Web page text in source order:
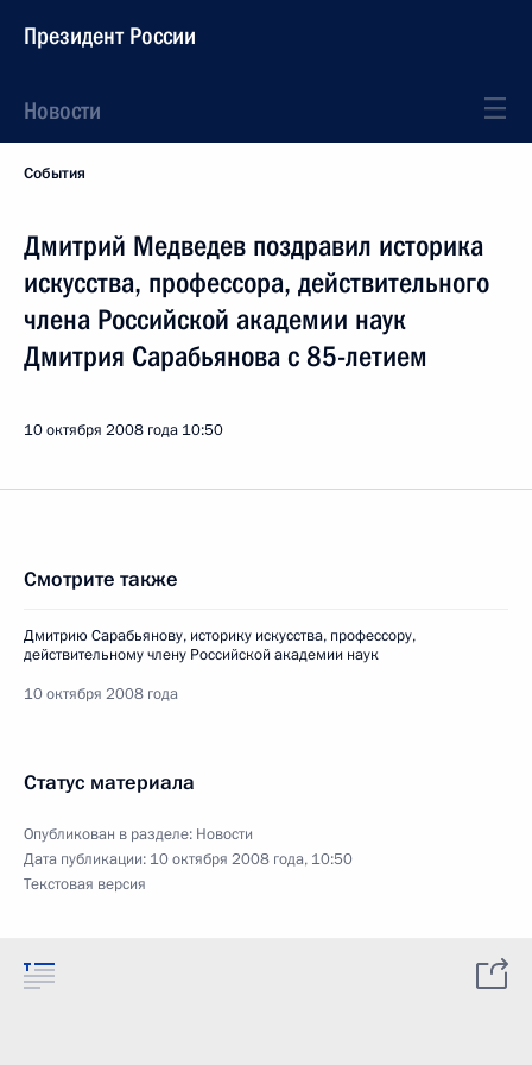
Президент России
Новости
События
Дмитрий Медведев поздравил историка
искусства, профессора, действительного
члена Российской академии наук
Дмитрия Сарабьянова с 85-летием
10 октября 2008 года 10:50
Смотрите также
Дмитрию Сарабьянову, историку искусства, профессору,
действительному члену Российской академии наук
10 октября 2008 года
Статус материала
Опубликован в разделе: Новости
Дата публикации: 10 октября 2008 года, 10:50
Текстовая версия